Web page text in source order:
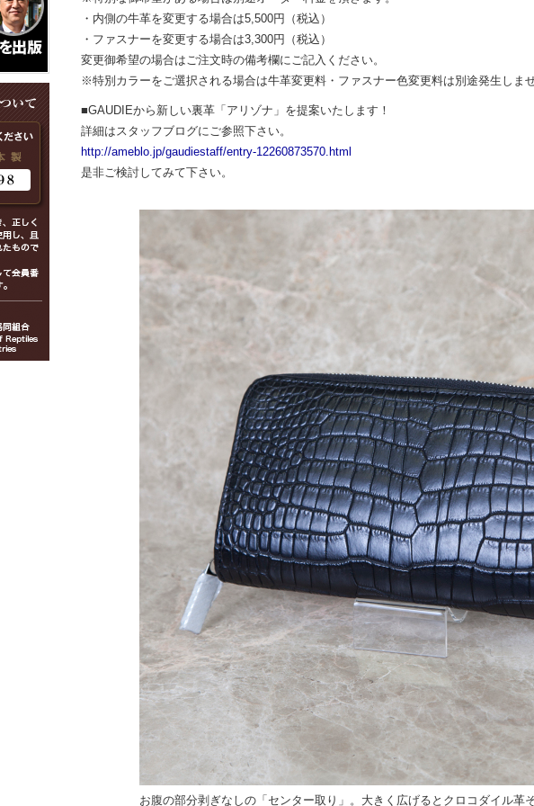
・内側の牛革を変更する場合は5,500円（税込）
・ファスナーを変更する場合は3,300円（税込）
変更御希望の場合はご注文時の備考欄にご記入ください。
※特別カラーをご選択される場合は牛革変更料・ファスナー色変更料は別途発生しま
■GAUDIEから新しい裏革「アリゾナ」を提案いたします！
詳細はスタッフブログにご参照下さい。
http://ameblo.jp/gaudiestaff/entry-12260873570.html
是非ご検討してみて下さい。
お腹の部分剥ぎなしの「センター取り」。大きく広げるとクロコダイル革